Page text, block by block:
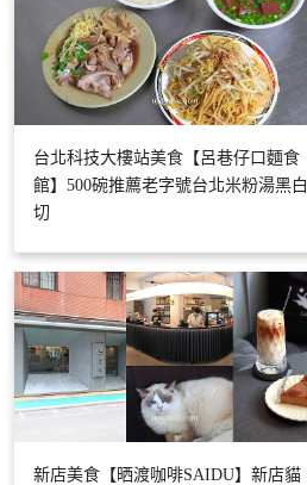
台北科技大樓站美食【呂巷仔口麵食
館】500碗推薦老字號台北米粉湯黑白
切
新店美食【晒渡咖啡SAIDU】新店貓